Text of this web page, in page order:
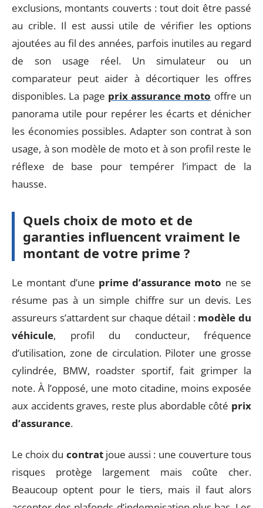
exclusions, montants couverts : tout doit être passé
au crible. Il est aussi utile de vérifier les options
ajoutées au fil des années, parfois inutiles au regard
de son usage réel. Un simulateur ou un
comparateur peut aider à décortiquer les offres
disponibles. La page prix assurance moto offre un
panorama utile pour repérer les écarts et dénicher
les économies possibles. Adapter son contrat à son
usage, à son modèle de moto et à son profil reste le
réflexe de base pour tempérer l’impact de la
hausse.
Quels choix de moto et de
garanties influencent vraiment le
montant de votre prime ?
Le montant d’une prime d’assurance moto ne se
résume pas à un simple chiffre sur un devis. Les
assureurs s’attardent sur chaque détail : modèle du
véhicule, profil du conducteur, fréquence
d’utilisation, zone de circulation. Piloter une grosse
cylindrée, BMW, roadster sportif, fait grimper la
note. À l’opposé, une moto citadine, moins exposée
aux accidents graves, reste plus abordable côté prix
d’assurance.
Le choix du contratjoue aussi : une couverture tous
risques protège largement mais coûte cher.
Beaucoup optent pour le tiers, mais il faut alors